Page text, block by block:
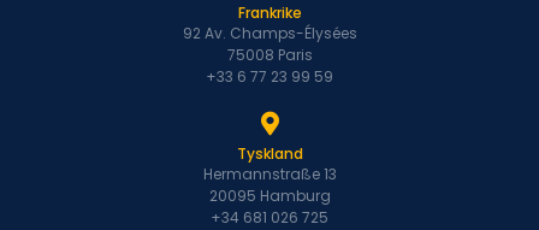
Frankrike
92 Av. Champs-Élysées
75008 Paris
+33 6 77 23 99 59
Tyskland
Hermannstraße 13
20095 Hamburg
+34 681 026 725